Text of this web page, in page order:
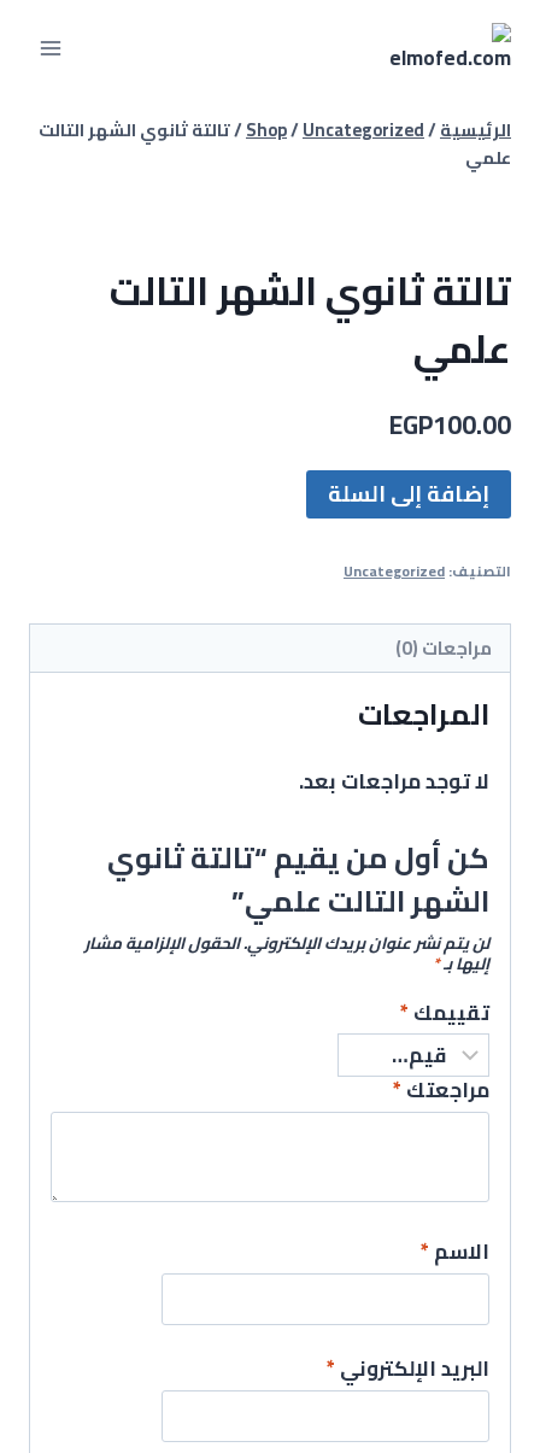
الرئيسية/
Shop/Uncategorized
/تالتة ثانوي الشهر التالت
علمي
تالتة ثانوي الشهر التالت
علمي
EGP100.00
إضافة إلى السلة
التصنيف:Uncategorized
مراجعات (0)
المراجعات
لا توجد مراجعات بعد.
كن أول من يقيم “تالتة ثانوي
الشهر التالت علمي”
لن يتم نشر عنوان بريدك الإلكتروني.الحقول الإلزامية مشار
إليها بـ*
تقييمك*
مراجعتك*
الاسم*
البريد الإلكتروني*